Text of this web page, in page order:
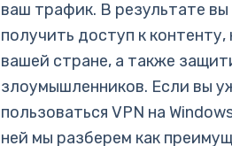
ваш трафик. В результате
получить доступ к
вашей стране, а также
злоумышленников. Если вы
пользоваться VPN на
ней мы разберем как